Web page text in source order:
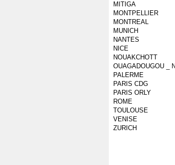
MITIGA
MONTPELLIER
MONTREAL
MUNICH
NANTES
NICE
NOUAKCHOTT
OUAGADOUGOU _
PALERME
PARIS CDG
PARIS ORLY
ROME
TOULOUSE
VENISE
ZURICH